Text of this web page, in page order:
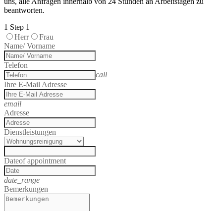
beantworten.
1 Step 1
Herr
Frau
Name/ Vorname
Telefon
call
Ihre E-Mail Adresse
email
Adresse
Dienstleistungen
Dateof appointment
date_range
Bemerkungen